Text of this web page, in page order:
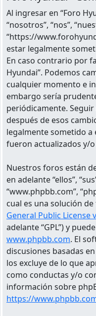
Al ingresar en “Foro
“nosotros”, “nos”,
“https://
estar legalmente
En caso contrario por
Hyundai”. Podemos
cualquier momento e
embargo sería
periódicamente.
después de esos
legalmente sometido a
fueron actualizados y/
Nuestros foros están
en adelante “ellos”,
“www.phpbb.com”,
cual es una solución
General Public License
adelante “GPL”) y
www.phpbb.com. El
discusiones basadas
los excluye de lo que
como conductas y/o
información sobre
https://